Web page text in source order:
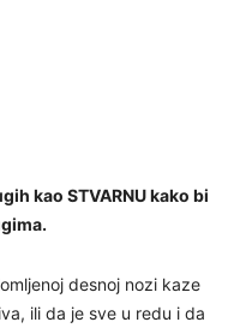
kao STVARNU kako bi
desnoj nozi kaze
ili da je sve u redu i da